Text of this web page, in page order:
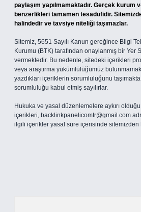
paylaşım yapılmamaktadır. Gerçek kurum
benzerlikleri tamamen tesadüfidir.
halindedir ve tavsiye niteliği taşımazlar.
Sitemiz, 5651 Sayılı Kanun gereğince Bilgi
Kurumu (BTK) tarafından onaylanmış bir Yer
vermektedir. Bu nedenle, sitedeki içerikleri
veya araştırma yükümlülüğümüz
yazdıkları içeriklerin sorumluluğunu
sorumluluğu kabul etmiş sayılırlar.
Hukuka ve yasal düzenlemelere aykırı
içerikleri, backlinkpanelicomtr@gmail.com
ilgili içerikler yasal süre içerisinde sitemizden